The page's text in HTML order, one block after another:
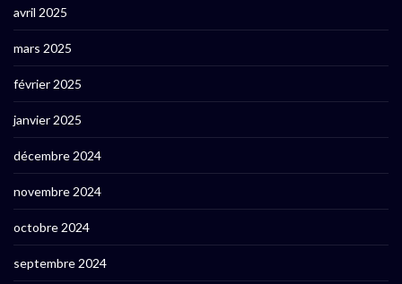
avril 2025
mars 2025
février 2025
janvier 2025
décembre 2024
novembre 2024
octobre 2024
septembre 2024